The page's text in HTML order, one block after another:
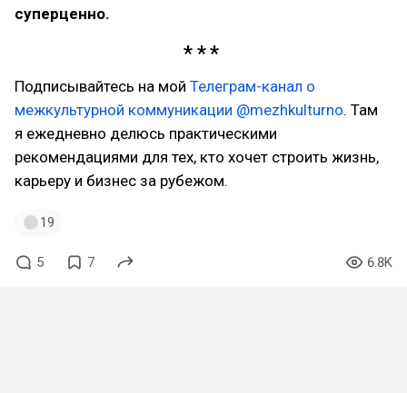
суперценно.
Подписывайтесь на мой Телеграм-канал о
межкультурной коммуникации @mezhkulturno. Там
я ежедневно делюсь практическими
рекомендациями для тех, кто хочет строить жизнь,
карьеру и бизнес за рубежом.
19
5 7 6.8K